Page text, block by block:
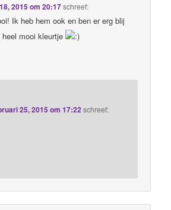
2015 om 20:17schreef:
Ik heb hem ook en ben er erg blij
heel mooi kleurtje
25, 2015 om 17:22schreef: